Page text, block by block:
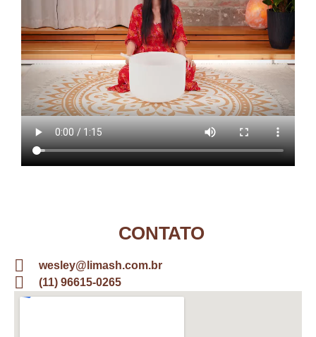
CONTATO
wesley@limash.com.br
(11) 96615-0265